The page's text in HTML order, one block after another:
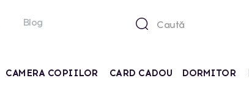
Blog
CAMERA COPIILOR CARD CADOU DORMITOR